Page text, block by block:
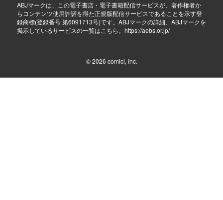
ABJマークは、この電子書店・電子書籍配信サービスが、著作権者か
らコンテンツ使用許諾を得た正規版配信サービスであることを示す登
録商標(登録番号 第6091713号)です。ABJマークの詳細、ABJマークを
掲示しているサービスの一覧はこちら。 https://aebs.or.jp/
© 2026 comici, Inc.